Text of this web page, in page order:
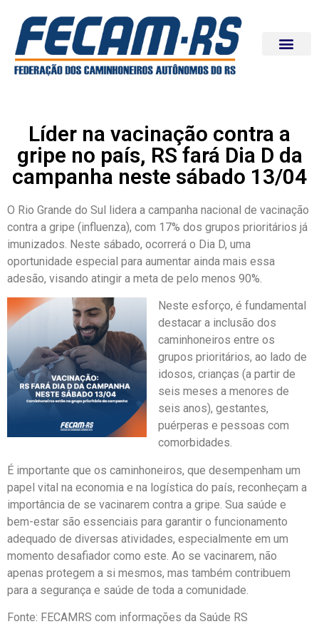
Líder na vacinação contra a
gripe no país, RS fará Dia D da
campanha neste sábado 13/04
O Rio Grande do Sul lidera a campanha nacional de vacinação
contra a gripe (influenza), com 17% dos grupos prioritários já
imunizados. Neste sábado, ocorrerá o Dia D, uma
oportunidade especial para aumentar ainda mais essa
adesão, visando atingir a meta de pelo menos 90%.
Neste esforço, é fundamental
destacar a inclusão dos
caminhoneiros entre os
grupos prioritários, ao lado de
idosos, crianças (a partir de
seis meses a menores de
seis anos), gestantes,
puérperas e pessoas com
comorbidades.
É importante que os caminhoneiros, que desempenham um
papel vital na economia e na logística do país, reconheçam a
importância de se vacinarem contra a gripe. Sua saúde e
bem-estar são essenciais para garantir o funcionamento
adequado de diversas atividades, especialmente em um
momento desafiador como este. Ao se vacinarem, não
apenas protegem a si mesmos, mas também contribuem
para a segurança e saúde de toda a comunidade.
Fonte: FECAMRS com informações da Saúde RS